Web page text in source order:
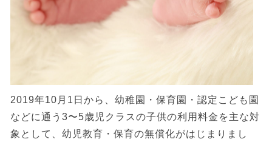
2019年10月1日から、幼稚園・保育園・認定こども園
などに通う3〜5歳児クラスの子供の利用料金を主な対
象として、幼児教育・保育の無償化がはじまりまし